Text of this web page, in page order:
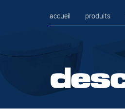
accueil produits